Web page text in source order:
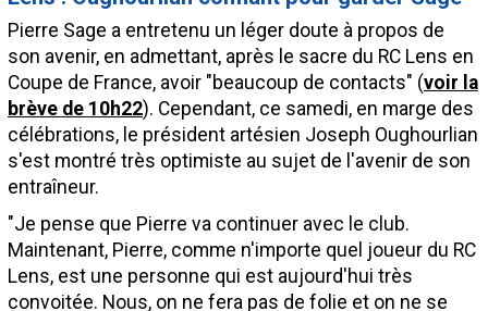
Pierre Sage a entretenu un léger doute à propos de
son avenir, en admettant, après le sacre du RC Lens en
Coupe de France, avoir "beaucoup de contacts" (voir la
brève de 10h22). Cependant, ce samedi, en marge des
célébrations, le président artésien Joseph Oughourlian
s'est montré très optimiste au sujet de l'avenir de son
entraîneur.
"Je pense que Pierre va continuer avec le club.
Maintenant, Pierre, comme n'importe quel joueur du RC
Lens, est une personne qui est aujourd'hui très
convoitée. Nous, on ne fera pas de folie et on ne se
Résultats et Classements
Class. buteurs européens
Programme TV foot
Vidéos
Tableau transferts L1
Taille de la police